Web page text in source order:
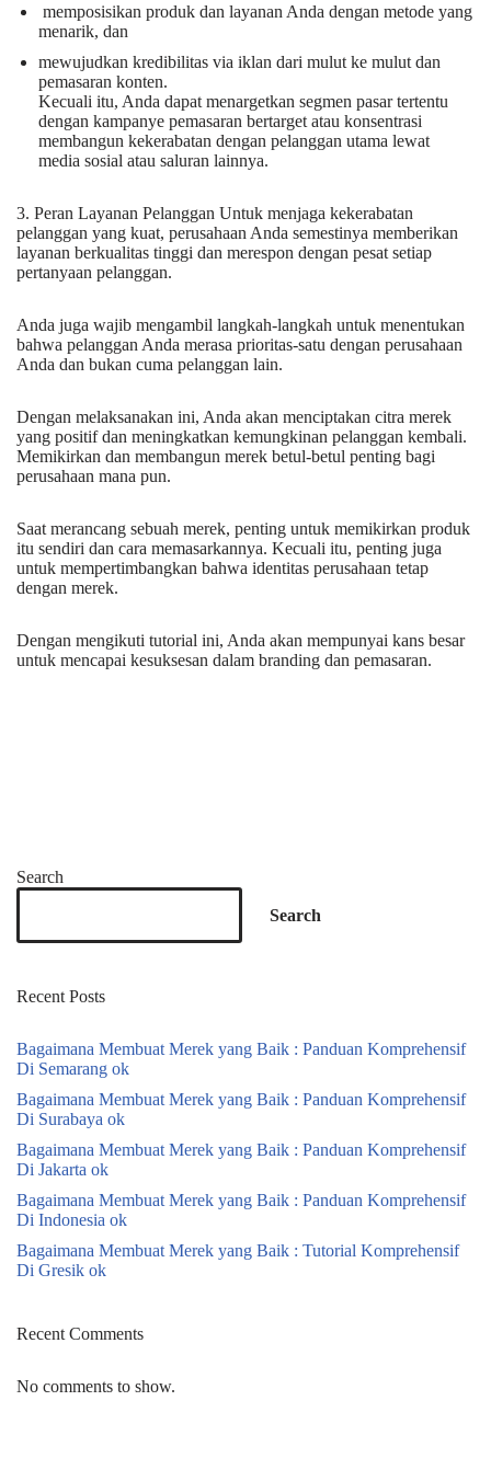
memposisikan produk dan layanan Anda dengan metode yang
menarik, dan
mewujudkan kredibilitas via iklan dari mulut ke mulut dan
pemasaran konten.
Kecuali itu, Anda dapat menargetkan segmen pasar tertentu
dengan kampanye pemasaran bertarget atau konsentrasi
membangun kekerabatan dengan pelanggan utama lewat
media sosial atau saluran lainnya.
3. Peran Layanan Pelanggan Untuk menjaga kekerabatan
pelanggan yang kuat, perusahaan Anda semestinya memberikan
layanan berkualitas tinggi dan merespon dengan pesat setiap
pertanyaan pelanggan.
Anda juga wajib mengambil langkah-langkah untuk menentukan
bahwa pelanggan Anda merasa prioritas-satu dengan perusahaan
Anda dan bukan cuma pelanggan lain.
Dengan melaksanakan ini, Anda akan menciptakan citra merek
yang positif dan meningkatkan kemungkinan pelanggan kembali.
Memikirkan dan membangun merek betul-betul penting bagi
perusahaan mana pun.
Saat merancang sebuah merek, penting untuk memikirkan produk
itu sendiri dan cara memasarkannya. Kecuali itu, penting juga
untuk mempertimbangkan bahwa identitas perusahaan tetap
dengan merek.
Dengan mengikuti tutorial ini, Anda akan mempunyai kans besar
untuk mencapai kesuksesan dalam branding dan pemasaran.
Search
Search
Recent Posts
Bagaimana Membuat Merek yang Baik : Panduan Komprehensif
Di Semarang ok
Bagaimana Membuat Merek yang Baik : Panduan Komprehensif
Di Surabaya ok
Bagaimana Membuat Merek yang Baik : Panduan Komprehensif
Di Jakarta ok
Bagaimana Membuat Merek yang Baik : Panduan Komprehensif
Di Indonesia ok
Bagaimana Membuat Merek yang Baik : Tutorial Komprehensif
Di Gresik ok
Recent Comments
No comments to show.